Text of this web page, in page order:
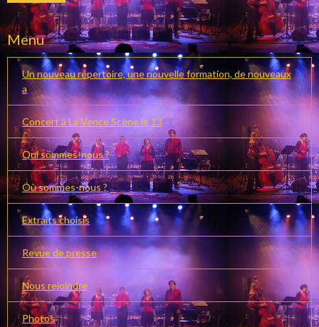
Menu
Un nouveau répertoire, une nouvelle formation, de nouveaux
a
Concert à La Vence Scène le 13
Qui sommes-nous ?
Où sommes-nous ?
Extraits choisis
Revue de presse
Nous rejoindre
Photos